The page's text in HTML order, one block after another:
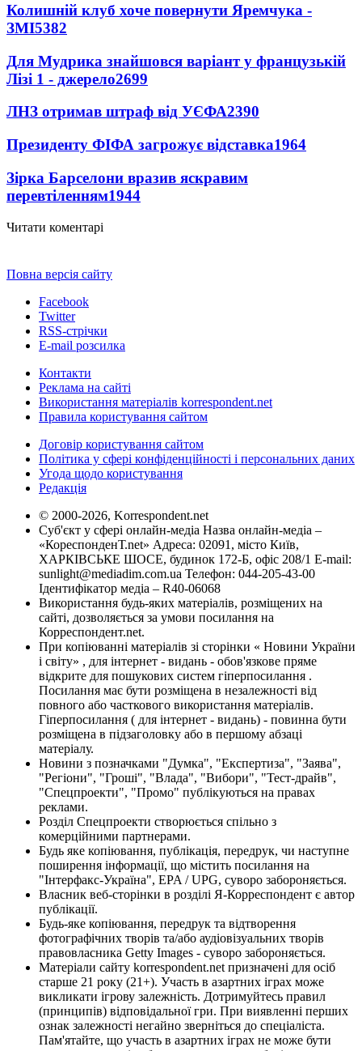
Колишній клуб хоче повернути Яремчука -
ЗМІ5382
Для Мудрика знайшовся варіант у французькій
Лізі 1 - джерело2699
ЛНЗ отримав штраф від УЄФА2390
Президенту ФІФА загрожує відставка1964
Зірка Барселони вразив яскравим
перевтіленням1944
Читати коментарі
Повна версія сайту
Facebook
Twitter
RSS-стрічки
E-mail розсилка
Контакти
Реклама на сайті
Використання матеріалів korrespondent.net
Правила користування сайтом
Договір користування сайтом
Політика у сфері конфіденційності і персональних даних
Угода щодо користування
Редакція
© 2000-2026, Korrespondent.net
Суб'єкт у сфері онлайн-медіа Назва онлайн-медіа –
«КореспонденТ.net» Адреса: 02091, місто Київ,
ХАРКІВСЬКЕ ШОСЕ, будинок 172-Б, офіс 208/1 E-mail:
sunlight@mediadim.com.ua Телефон: 044-205-43-00
Ідентифікатор медіа – R40-06068
Використання будь-яких матеріалів, розміщених на
сайті, дозволяється за умови посилання на
Корреспондент.net.
При копіюванні матеріалів зі сторінки « Новини України
і світу» , для інтернет - видань - обов'язкове пряме
відкрите для пошукових систем гіперпосилання .
Посилання має бути розміщена в незалежності від
повного або часткового використання матеріалів.
Гіперпосилання ( для інтернет - видань) - повинна бути
розміщена в підзаголовку або в першому абзаці
матеріалу.
Новини з позначками "Думка", "Експертиза", "Заява",
"Регіони", "Гроші", "Влада", "Вибори", "Тест-драйв",
"Спецпроекти", "Промо" публікуються на правах
реклами.
Розділ Спецпроекти створюється спільно з
комерційними партнерами.
Будь яке копіювання, публікація, передрук, чи наступне
поширення інформації, що містить посилання на
"Інтерфакс-Україна", EPA / UPG, суворо забороняється.
Власник веб-сторінки в розділі Я-Корреспондент є автор
публікації.
Будь-яке копіювання, передрук та відтворення
фотографічних творів та/або аудіовізуальних творів
правовласника Getty Images - суворо забороняється.
Матеріали сайту korrespondent.net призначені для осіб
старше 21 року (21+). Участь в азартних іграх може
викликати ігрову залежність. Дотримуйтесь правил
(принципів) відповідальної гри. При виявленні перших
ознак залежності негайно зверніться до спеціаліста.
Пам'ятайте, що участь в азартних іграх не може бути